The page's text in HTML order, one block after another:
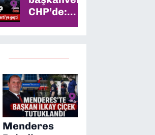
CHP’de:
Meclis
Menderes